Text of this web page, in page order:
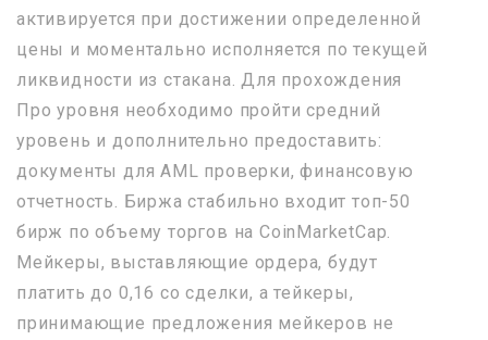
активируется при достижении определенной
цены и моментально исполняется по текущей
ликвидности из стакана. Для прохождения
Про уровня необходимо пройти средний
уровень и дополнительно предоставить:
документы для AML проверки, финансовую
отчетность. Биржа стабильно входит топ-50
бирж по объему торгов на CoinMarketCap.
Мейкеры, выставляющие ордера, будут
платить до 0,16 со сделки, а тейкеры,
принимающие предложения мейкеров не